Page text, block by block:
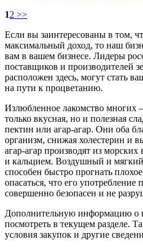
12 >>
Если вы заинтересованы в том,
максимальный доход, то наш
вам в вашем бизнесе. Лидеры
поставщиков и производителей
расположен здесь, могут стать
на пути к процветанию.
Излюбленное лакомство многих
только вкусная, но и полезная
пектин или агар-агар. Они оба
организм, снижая холестерин и
агар-агар производят из
и кальцием. Воздушный и
способен быстро прогнать
опасаться, что его употребление
совершенно безопасен и не
Дополнительную информацию о
посмотреть в текущем разделе.
условия закупок и другие